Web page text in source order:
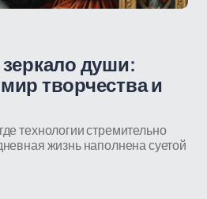
зеркало души:
творчества и
технологии стремительно
жизнь наполнена суетой